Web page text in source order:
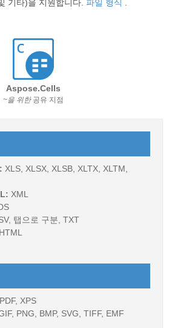
기타)을 지원합니다. 파일 형식
XLS, XLSX, XLSB, XLTX, XLTM,
XML
탭으로 구분, TXT
PDF, XPS
PNG, BMP, SVG, TIFF, EMF
Aspose.Cells
~을 위한공유 지점